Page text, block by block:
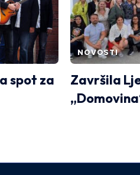
spot za
NOVOSTI
Završila